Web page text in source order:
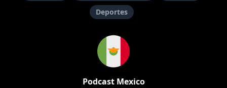
Deportes
Podcast Mexico